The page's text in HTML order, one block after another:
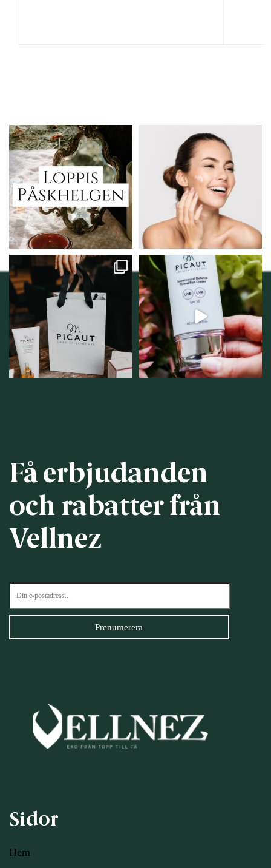
Vi skall ha loppis!
I Vellnez anda;...
6 0
Behandlingserbjudande
februari-mars!
Vi...
0
Vellnez – din
samlingsplats för
personlig handel i
12 0
Njut av solens härliga
strålar men skydda dig...
12 1
Få erbjudanden
och rabatter från
Vellnez
Sidor
Hem